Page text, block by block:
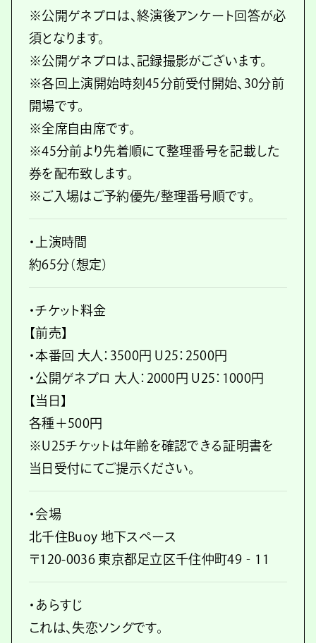
※公開ゲネプロは、終演後アンケート回答が必
須となります。
※公開ゲネプロは、記録撮影がございます。
※各回上演開始時刻45分前受付開始、30分前
開場です。
※全席自由席です。
※45分前より先着順にて整理番号を記載した
券を配布致します。
※ご入場はご予約優先/整理番号順です。
・上演時間
約65分（想定）
・チケット料金
【前売】
・本番回 大人：3500円 U25：2500円
・公開ゲネプロ 大人：2000円 U25：1000円
【当日】
各種＋500円
※U25チケットは年齢を確認できる証明書を
当日受付にてご提示ください。
・会場
北千住Buoy 地下スペース
〒120-0036 東京都足立区千住仲町49‐11
・あらすじ
これは、失恋ソングです。